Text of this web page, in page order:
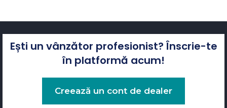
Ești un vânzător profesionist? Înscrie-te
în platformă acum!
Creează un cont de dealer